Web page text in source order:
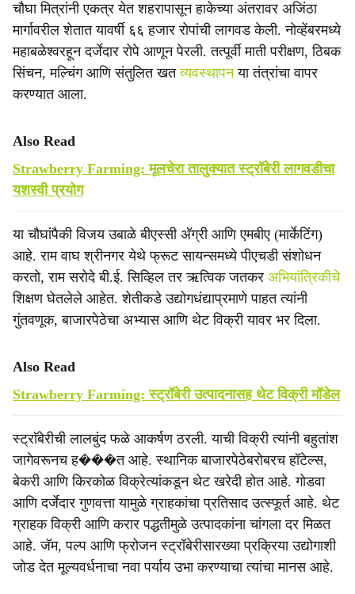
चौघा मित्रांनी एकत्र येत शहरापासून हाकेच्या अंतरावर अजिंठा
मार्गावरील शेतात यावर्षी ६६ हजार रोपांची लागवड केली. नोव्हेंबरमध्ये
महाबळेश्वरहून दर्जेदार रोपे आणून पेरली. तत्पूर्वी माती परीक्षण, ठिबक
सिंचन, मल्चिंग आणि संतुलित खतव्यवस्थापनया तंत्रांचा वापर
करण्यात आला.
Also Read
Strawberry Farming: मूलचेरा तालुक्यात स्ट्रॉबेरी लागवडीचा
यशस्वी प्रयोग
या चौघांपैकी विजय उबाळे बीएस्सी अ‍ॅग्री आणि एमबीए (मार्केटिंग)
आहे. राम वाघ श्रीनगर येथे फ्रूट सायन्समध्ये पीएचडी संशोधन
करतो, राम सरोदे बी.ई. सिव्हिल तर ऋत्विक जतकर अभियांत्रिकीचे
शिक्षण घेतलेले आहेत. शेतीकडे उद्योगधंद्याप्रमाणे पाहत त्यांनी
गुंतवणूक, बाजारपेठेचा अभ्यास आणि थेट विक्री यावर भर दिला.
Also Read
Strawberry Farming: स्ट्रॉबेरी उत्पादनासह थेट विक्री मॉडेल
स्ट्राॅबेरीची लालबुंद फळे आकर्षण ठरली. याची विक्री त्यांनी बहुतांश
जागेवरूनच ह���त आहे. स्थानिक बाजारपेठेबरोबरच हॉटेल्स,
बेकरी आणि किरकोळ विक्रेत्यांकडून थेट खरेदी होत आहे. गोडवा
आणि दर्जेदार गुणवत्ता यामुळे ग्राहकांचा प्रतिसाद उत्स्फूर्त आहे. थेट
ग्राहक विक्री आणि करार पद्धतीमुळे उत्पादकांना चांगला दर मिळत
आहे. जॅम, पल्प आणि फ्रोजन स्ट्रॉबेरीसारख्या प्रक्रिया उद्योगाशी
जोड देत मूल्यवर्धनाचा नवा पर्याय उभा करण्याचा त्यांचा मानस आहे.